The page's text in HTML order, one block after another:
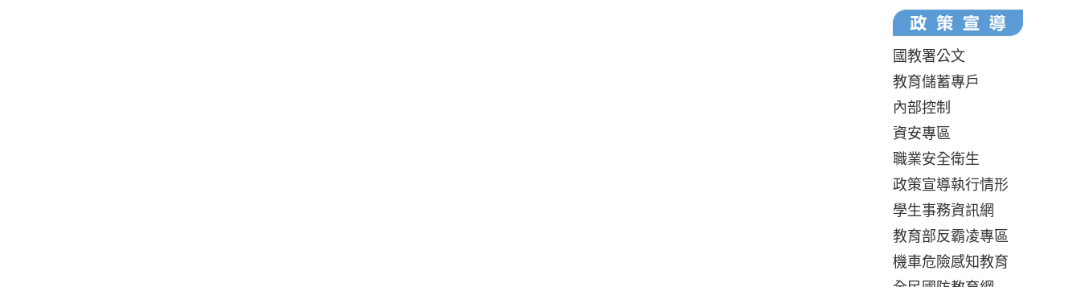
國教署公文
教育儲蓄專戶
內部控制
資安專區
職業安全衛生
政策宣導執行情形
學生事務資訊網
教育部反霸凌專區
機車危險感知教育